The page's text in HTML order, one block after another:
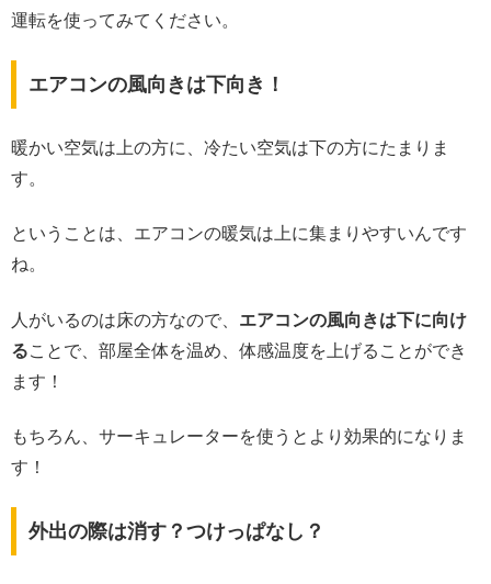
運転を使ってみてください。
エアコンの風向きは下向き！
暖かい空気は上の方に、冷たい空気は下の方にたまりま
す。
ということは、エアコンの暖気は上に集まりやすいんです
ね。
人がいるのは床の方なので、 エアコンの風向きは下に向け
ることで、部屋全体を温め、体感温度を上げることができ
ます！
もちろん、サーキュレーターを使うとより効果的になりま
す！
外出の際は消す？つけっぱなし？